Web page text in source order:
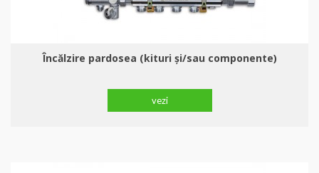
Încălzire pardosea (kituri şi/sau componente)
vezi